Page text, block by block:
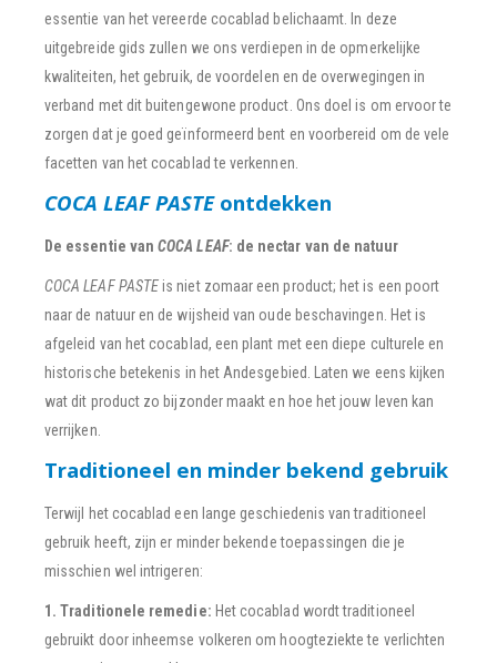
essentie van het vereerde cocablad belichaamt. In deze
uitgebreide gids zullen we ons verdiepen in de opmerkelijke
kwaliteiten, het gebruik, de voordelen en de overwegingen in
verband met dit buitengewone product. Ons doel is om ervoor te
zorgen dat je goed geïnformeerd bent en voorbereid om de vele
facetten van het cocablad te verkennen.
COCA LEAF PASTEontdekken
De essentie vanCOCA LEAF: de nectar van de natuur
COCA LEAF PASTEis niet zomaar een product; het is een poort
naar de natuur en de wijsheid van oude beschavingen. Het is
afgeleid van het cocablad, een plant met een diepe culturele en
historische betekenis in het Andesgebied. Laten we eens kijken
wat dit product zo bijzonder maakt en hoe het jouw leven kan
verrijken.
Traditioneel en minder bekend gebruik
Terwijl het cocablad een lange geschiedenis van traditioneel
gebruik heeft, zijn er minder bekende toepassingen die je
misschien wel intrigeren:
1. Traditionele remedie: Het cocablad wordt traditioneel
gebruikt door inheemse volkeren om hoogteziekte te verlichten